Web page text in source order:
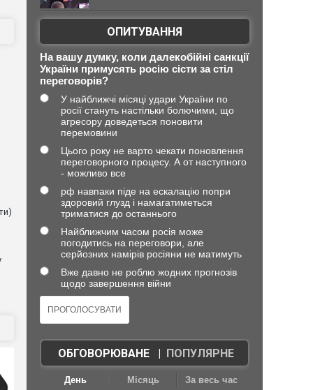
ОПИТУВАННЯ
На вашу думку, коли далекобійні санкції
України примусять росію сісти за стіл
переговорів?
У найближчі місяці удари України по
росії стануть настільки болючими, що
агресору доведеться поновити
перемовини
Цього року не варто чекати поновлення
переговорного процесу. А от наступного
- можливо все
рф навпаки піде на ескалацію попри
здоровий глузд і намагатиметься
триматися до останнього
Найближчим часом росія може
погодитись на переговори, але
серйозних намірів росіяни не матимуть
Вже давно не роблю жодних прогнозів
щодо завершення війни
ОБГОВОРЮВАНЕ| ПОПУЛЯРНЕ
День Місяць За весь час